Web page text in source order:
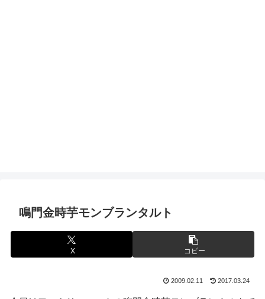
鳴門金時芋モンブランタルト
X コピー
2009.02.11 2017.03.24